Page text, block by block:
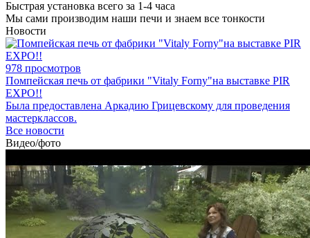
Быстрая установка всего за 1-4 часа
Мы сами производим наши печи и знаем все тонкости
Новости
978 просмотров
Помпейская печь от фабрики "Vitaly Forny"на выставке PIR
EXPO!!
Была предоставлена Аркадию Грицевскому для проведения
мастерклассов.
Все новости
Видео/фото